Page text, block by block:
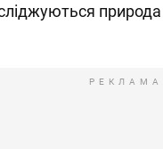
природа
РЕКЛАМА